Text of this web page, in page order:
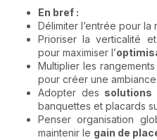
En bref :
Délimiter l’entrée pour
Prioriser la verticalité
pour maximiser l’
Multiplier les
pour créer une
Adopter des solutions
banquettes et placards
Penser organisation
maintenir le gain de